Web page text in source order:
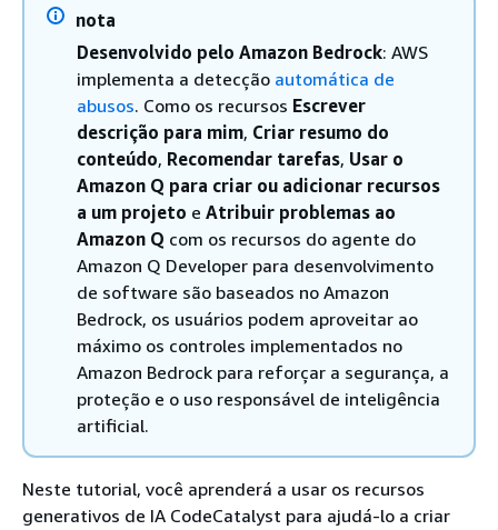
nota
Desenvolvido pelo Amazon Bedrock: AWS
implementa a detecção automática de
abusos. Como os recursos Escrever
descrição para mim, Criar resumo do
conteúdo, Recomendar tarefas, Usar o
Amazon Q para criar ou adicionar recursos
a um projeto e Atribuir problemas ao
Amazon Q com os recursos do agente do
Amazon Q Developer para desenvolvimento
de software são baseados no Amazon
Bedrock, os usuários podem aproveitar ao
máximo os controles implementados no
Amazon Bedrock para reforçar a segurança, a
proteção e o uso responsável de inteligência
artificial.
Neste tutorial, você aprenderá a usar os recursos
generativos de IA CodeCatalyst para ajudá-lo a criar